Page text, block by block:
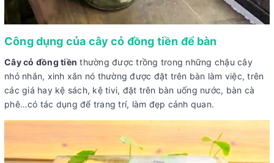
Công dụng của cây cỏ đồng tiền để bàn
Cây cỏ đồng tiền thường được trồng trong những chậu cây
nhỏ nhắn, xinh xắn nó thường được đặt trên bàn làm việc, trên
các giá hay kệ sách, kệ tivi, đặt trên bàn uống nước, bàn cà
phê…có tác dụng để trang trí, làm đẹp cảnh quan.